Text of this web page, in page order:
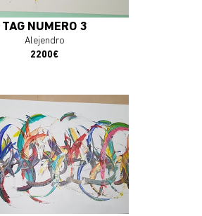
TAG NUMÉRO 3
Alejendro
2200€
En savoir plus
J'ACHÈTE L'OEUVRE